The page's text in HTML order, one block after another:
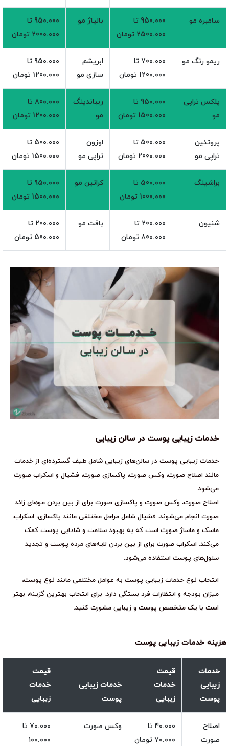
سامبره مو
95۰.۰۰۰ تا
250۰.۰۰۰ تومان
بالیاژ مو
95۰.۰۰۰ تا
200۰.۰۰۰ تومان
ریمو رنگ مو
70۰.۰۰۰ تا
120۰.۰۰۰ تومان
ابریشم
سازی مو
95۰.۰۰۰ تا
120۰.۰۰۰ تومان
پلکس تراپی
مو
95۰.۰۰۰ تا
150۰.۰۰۰ تومان
ریباندینگ
مو
80۰.۰۰۰ تا
120۰.۰۰۰ تومان
پروتئین
تراپی مو
50۰.۰۰۰ تا
200۰.۰۰۰ تومان
اوزون
تراپی مو
50۰.۰۰۰ تا
150۰.۰۰۰ تومان
براشینگ
50۰.۰۰۰ تا
100۰.۰۰۰ تومان
کراتین مو
95۰.۰۰۰ تا
150۰.۰۰۰ تومان
شنیون
20۰.۰۰۰ تا
80۰.۰۰۰ تومان
بافت مو
20۰.۰۰۰ تا
50۰.۰۰۰ تومان
خدمات زیبایی پوست در سالن زیبایی
خدمات زیبایی پوست در سالن‌های زیبایی شامل طیف گسترده‌ای از خدمات
مانند اصلاح صورت، وکس صورت، پاکسازی صورت، فشیال و اسکراب صورت
می‌شود.
اصلاح صورت، وکس صورت و پاکسازی صورت برای از بین بردن موهای زائد
صورت انجام می‌شوند. فشیال شامل مراحل مختلفی مانند پاکسازی، اسکراب،
ماسک و ماساژ صورت است که به بهبود سلامت و شادابی پوست کمک
می‌کند. اسکراب صورت برای از بین بردن لایه‌های مرده پوست و تجدید
سلول‌های پوست استفاده می‌شود.
انتخاب نوع خدمات زیبایی پوست به عوامل مختلفی مانند نوع پوست،
میزان بودجه و انتظارات فرد بستگی دارد. برای انتخاب بهترین گزینه، بهتر
است با یک متخصص پوست و زیبایی مشورت کنید.
هزینه خدمات زیبایی پوست
خدمات
زیبایی
پوست
قیمت
خدمات
زیبایی
خدمات زیبایی
پوست
قیمت
خدمات
زیبایی
اصلاح
صورت
4۰.۰۰۰ تا
7۰.۰۰۰ تومان
وکس صورت
7۰.۰۰۰ تا
۱۰۰.۰۰۰